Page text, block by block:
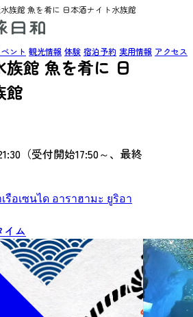
ント 観光情報 体験 宿泊予約 実用情報 アクセス
族館 魚を肴に 日本酒ナイト水族館
館 魚を肴に 日
館
（受付開始17:50～、最終
รือเซนได อาราฮามะ ยูริอา
イム